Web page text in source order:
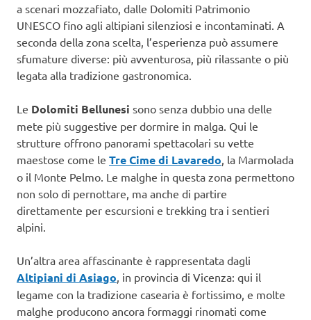
a scenari mozzafiato, dalle Dolomiti Patrimonio
UNESCO fino agli altipiani silenziosi e incontaminati. A
seconda della zona scelta, l’esperienza può assumere
sfumature diverse: più avventurosa, più rilassante o più
legata alla tradizione gastronomica.
Le Dolomiti Bellunesi sono senza dubbio una delle
mete più suggestive per dormire in malga. Qui le
strutture offrono panorami spettacolari su vette
maestose come le Tre Cime di Lavaredo, la Marmolada
o il Monte Pelmo. Le malghe in questa zona permettono
non solo di pernottare, ma anche di partire
direttamente per escursioni e trekking tra i sentieri
alpini.
Un’altra area affascinante è rappresentata dagli
Altipiani di Asiago, in provincia di Vicenza: qui il
legame con la tradizione casearia è fortissimo, e molte
malghe producono ancora formaggi rinomati come